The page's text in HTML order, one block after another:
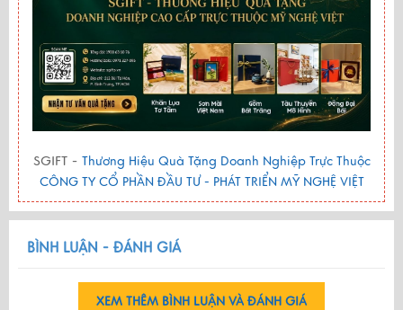
SGIFT - Thương Hiệu Quà Tặng Doanh Nghiệp Trực Thuộc
CÔNG TY CỔ PHẦN ĐẦU TƯ - PHÁT TRIỂN MỸ NGHỆ VIỆT
BÌNH LUẬN - ĐÁNH GIÁ
XEM THÊM BÌNH LUẬN VÀ ĐÁNH GIÁ